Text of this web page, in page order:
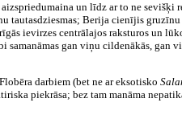
un līdz ar to ne sevišķi
Berija cienījis
ievirzes centrālajos raksturos un
gan viņu cildenākās, gan
darbiem (bet ne ar eksotisko
piekrāsa; bez tam manāma